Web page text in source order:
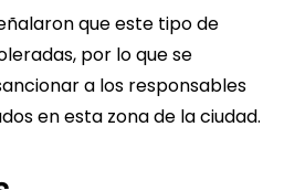
que este tipo de
por lo que se
a los responsables
en esta zona de la ciudad.